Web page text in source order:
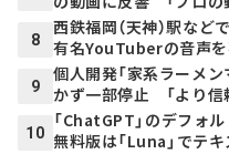
8
西鉄福岡（天神）駅な
有名YouTuberの音声
9
個人開発「家系ラーメ
かず一部停止 「より信
10
「ChatGPT」のデフォ
無料版は「Luna」でテ